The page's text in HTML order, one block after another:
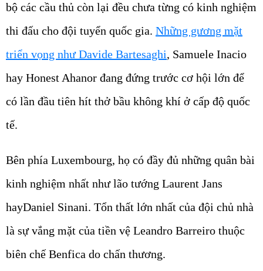
bộ các cầu thủ còn lại đều chưa từng có kinh nghiệm
thi đấu cho đội tuyển quốc gia. Những gương mặt
triển vọng như Davide Bartesaghi, Samuele Inacio
hay Honest Ahanor đang đứng trước cơ hội lớn để
có lần đầu tiên hít thở bầu không khí ở cấp độ quốc
tế.
Bên phía Luxembourg, họ có đầy đủ những quân bài
kinh nghiệm nhất như lão tướng Laurent Jans
hayDaniel Sinani. Tổn thất lớn nhất của đội chủ nhà
là sự vắng mặt của tiền vệ Leandro Barreiro thuộc
biên chế Benfica do chấn thương.